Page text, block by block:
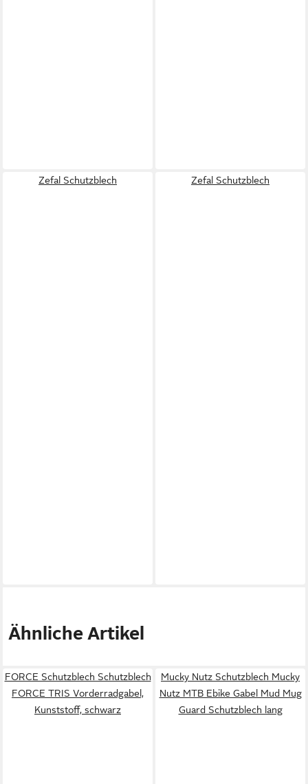
Zefal Schutzblech Zefal Schutzblech
Ähnliche Artikel
FORCE Schutzblech Schutzblech
FORCE TRIS Vorderradgabel,
Kunststoff, schwarz
Mucky Nutz Schutzblech Mucky
Nutz MTB Ebike Gabel Mud Mug
Guard Schutzblech lang